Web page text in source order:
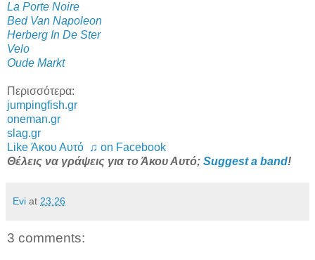
La Porte Noire
Bed Van Napoleon
Herberg In De Ster
Velo
Oude Markt
Περισσότερα:
jumpingfish.gr
oneman.gr
slag.gr
Like Άκου Αυτό ♫ on Facebook
Θέλεις να γράψεις για το Άκου Αυτό; Suggest a band!
Evi at 23:26
3 comments: